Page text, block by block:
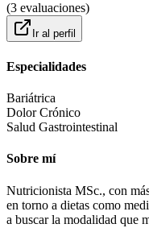
(3 evaluaciones)
Ir al perfil
Especialidades
Bariátrica
Dolor Crónico
Salud Gastrointestinal
Sobre mí
Nutricionista MSc., con
en torno a dietas como
a buscar la modalidad que